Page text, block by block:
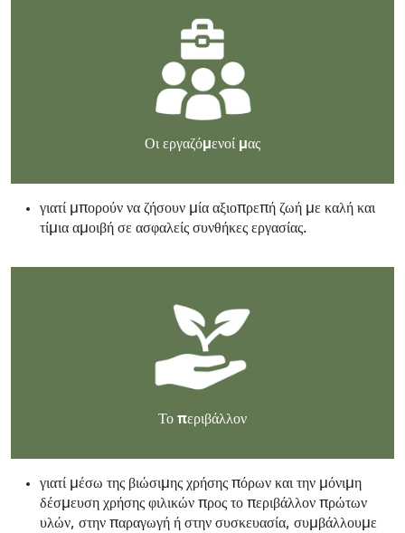
Οι εργαζόμενοί μας
γιατί μπορούν να ζήσουν μία αξιοπρεπή ζωή με καλή και
τίμια αμοιβή σε ασφαλείς συνθήκες εργασίας.
Το περιβάλλον
γιατί μέσω της βιώσιμης χρήσης πόρων και την μόνιμη
δέσμευση χρήσης φιλικών προς το περιβάλλον πρώτων
υλών, στην παραγωγή ή στην συσκευασία, συμβάλλουμε